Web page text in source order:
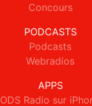
Concours
PODCASTS
Podcasts
Webradios
APPS
ODS Radio sur